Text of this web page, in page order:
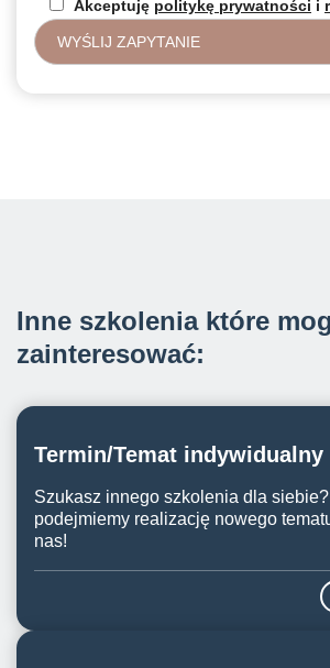
Akceptuję politykę prywatności i
Inne szkolenia które
zainteresować:
Termin/Temat indywidualny
Szukasz innego szkolenia dla
podejmiemy realizację nowego
nas!